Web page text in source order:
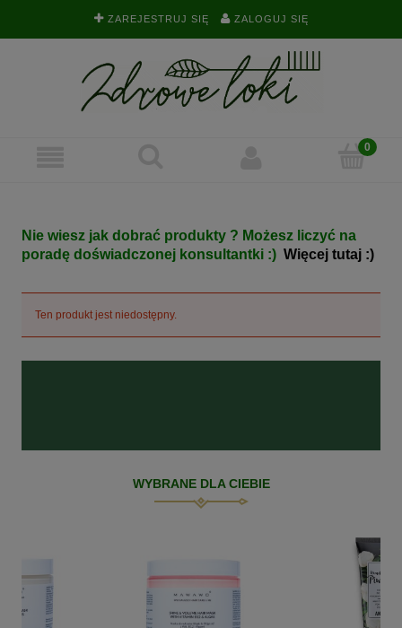
ZAREJESTRUJ SIĘ ZALOGUJ SIĘ
Nie wiesz jak dobrać produkty ? Możesz liczyć na
poradę doświadczonej konsultantki :) Więcej tutaj :)
Ten produkt jest niedostępny.
WYBRANE DLA CIEBIE